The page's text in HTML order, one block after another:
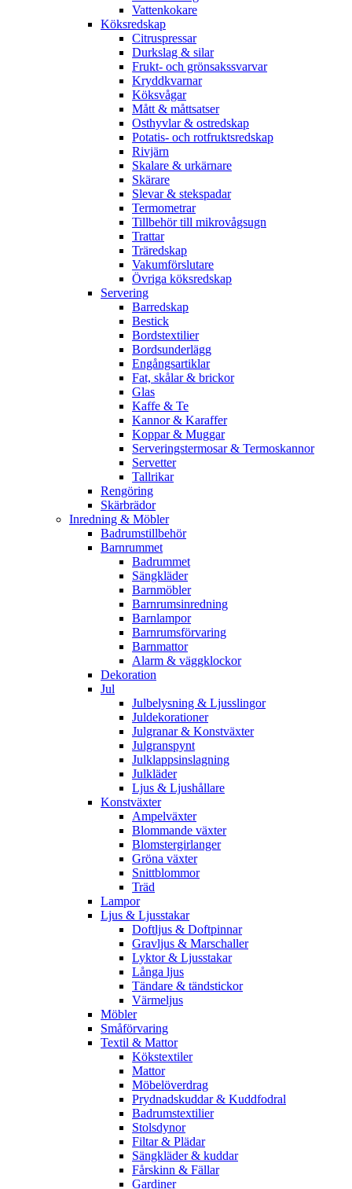
Vattenkokare
Köksredskap
Citruspressar
Durkslag & silar
Frukt- och grönsakssvarvar
Kryddkvarnar
Köksvågar
Mått & måttsatser
Osthyvlar & ostredskap
Potatis- och rotfruktsredskap
Rivjärn
Skalare & urkärnare
Skärare
Slevar & stekspadar
Termometrar
Tillbehör till mikrovågsugn
Trattar
Träredskap
Vakumförslutare
Övriga köksredskap
Servering
Barredskap
Bestick
Bordstextilier
Bordsunderlägg
Engångsartiklar
Fat, skålar & brickor
Glas
Kaffe & Te
Kannor & Karaffer
Koppar & Muggar
Serveringstermosar & Termoskannor
Servetter
Tallrikar
Rengöring
Skärbrädor
Inredning & Möbler
Badrumstillbehör
Barnrummet
Badrummet
Sängkläder
Barnmöbler
Barnrumsinredning
Barnlampor
Barnrumsförvaring
Barnmattor
Alarm & väggklockor
Dekoration
Jul
Julbelysning & Ljusslingor
Juldekorationer
Julgranar & Konstväxter
Julgranspynt
Julklappsinslagning
Julkläder
Ljus & Ljushållare
Konstväxter
Ampelväxter
Blommande växter
Blomstergirlanger
Gröna växter
Snittblommor
Träd
Lampor
Ljus & Ljusstakar
Doftljus & Doftpinnar
Gravljus & Marschaller
Lyktor & Ljusstakar
Långa ljus
Tändare & tändstickor
Värmeljus
Möbler
Småförvaring
Textil & Mattor
Kökstextiler
Mattor
Möbelöverdrag
Prydnadskuddar & Kuddfodral
Badrumstextilier
Stolsdynor
Filtar & Plädar
Sängkläder & kuddar
Fårskinn & Fällar
Gardiner